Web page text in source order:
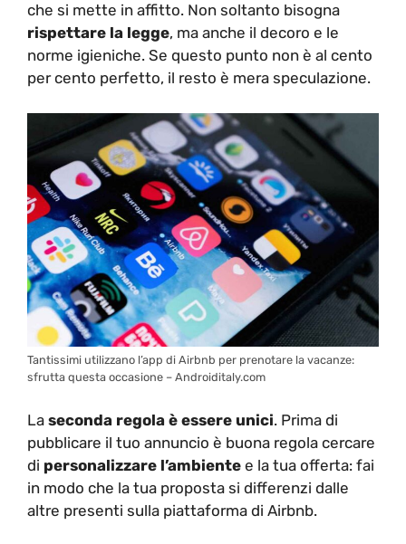
che si mette in affitto. Non soltanto bisogna
rispettare la legge, ma anche il decoro e le
norme igieniche. Se questo punto non è al cento
per cento perfetto, il resto è mera speculazione.
Tantissimi utilizzano l’app di Airbnb per prenotare la vacanze:
sfrutta questa occasione – Androiditaly.com
La seconda regola è essere unici. Prima di
pubblicare il tuo annuncio è buona regola cercare
di personalizzare l’ambiente e la tua offerta: fai
in modo che la tua proposta si differenzi dalle
altre presenti sulla piattaforma di Airbnb.